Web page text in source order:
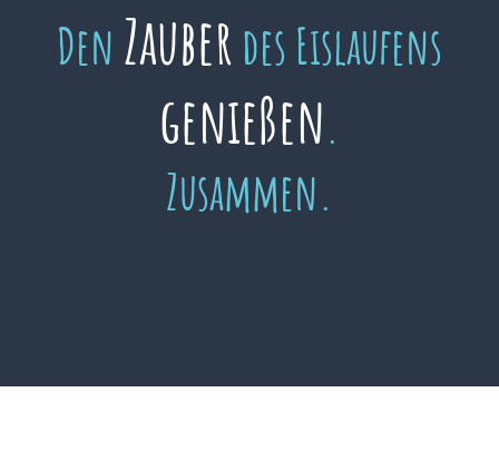
Den Zauber des Eislaufens
genießen.
Zusammen.